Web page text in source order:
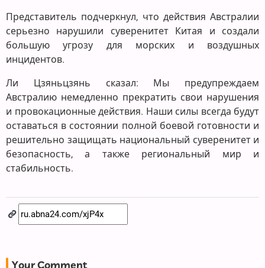
Представитель подчеркнул, что действия Австралии
серьезно нарушили суверенитет Китая и создали
большую угрозу для морских и воздушных
инцидентов.
Ли Цзяньцзянь сказал: Мы предупреждаем
Австралию немедленно прекратить свои нарушения
и провокационные действия. Наши силы всегда будут
оставаться в состоянии полной боевой готовности и
решительно защищать национальный суверенитет и
безопасность, а также региональный мир и
стабильность.